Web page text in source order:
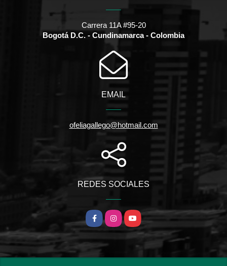
Carrera 11A #95-20
Bogotá D.C. - Cundinamarca - Colombia
EMAIL
ofeliagallego@hotmail.com
REDES SOCIALES
FacebookInstagramYouTube